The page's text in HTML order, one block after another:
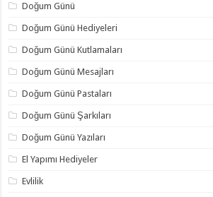
Doğum Günü
Doğum Günü Hediyeleri
Doğum Günü Kutlamaları
Doğum Günü Mesajları
Doğum Günü Pastaları
Doğum Günü Şarkıları
Doğum Günü Yazıları
El Yapımı Hediyeler
Evlilik